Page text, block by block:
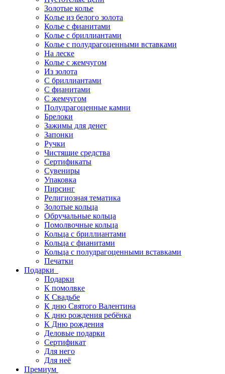
Золотые колье
Колье из белого золота
Колье с фианитами
Колье с бриллиантами
Колье с полудрагоценными вставками
На леске
Колье с жемчугом
Из золота
С бриллиантами
С фианитами
С жемчугом
Полудрагоценные камни
Брелоки
Зажимы для денег
Запонки
Ручки
Чистящие средства
Сертификаты
Сувениры
Упаковка
Пирсинг
Религиозная тематика
Золотые кольца
Обручальные кольца
Помолвочные кольца
Кольца с бриллиантами
Кольца с фианитами
Кольца с полудрагоценными вставками
Печатки
Подарки
Подарки
К помолвке
К Свадьбе
К дню Святого Валентина
К дню рождения ребёнка
К Дню рождения
Деловые подарки
Сертификат
Для него
Для неё
Премиум